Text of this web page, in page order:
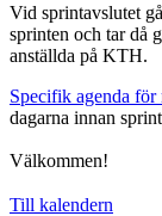
Vid sprintavslutet
sprinten och tar då
anställda på KTH.
Specifik agenda
dagarna innan
Välkommen!
Till kalendern